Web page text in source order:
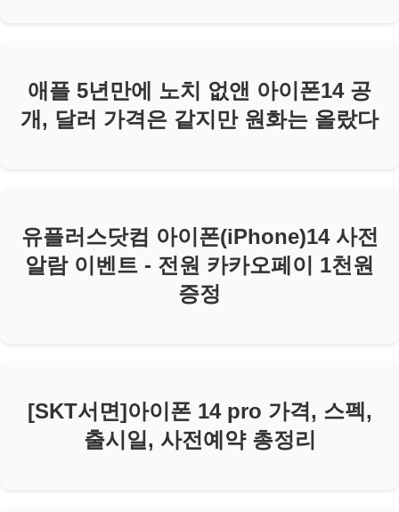
애플 5년만에 노치 없앤 아이폰14 공
개, 달러 가격은 같지만 원화는 올랐다
유플러스닷컴 아이폰(iPhone)14 사전
알람 이벤트 - 전원 카카오페이 1천원
증정
[SKT서면]아이폰 14 pro 가격, 스펙,
출시일, 사전예약 총정리